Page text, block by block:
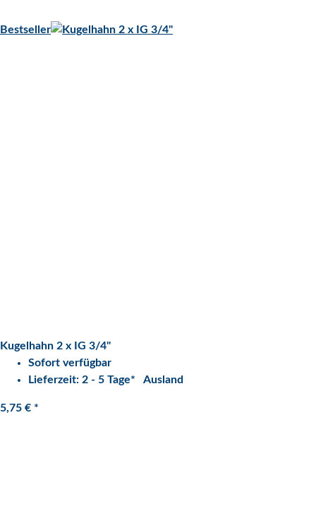
Bestseller
Kugelhahn 2 x IG 3/4"
Sofort verfügbar
Lieferzeit: 2 - 5 Tage* Ausland
5,75 € *